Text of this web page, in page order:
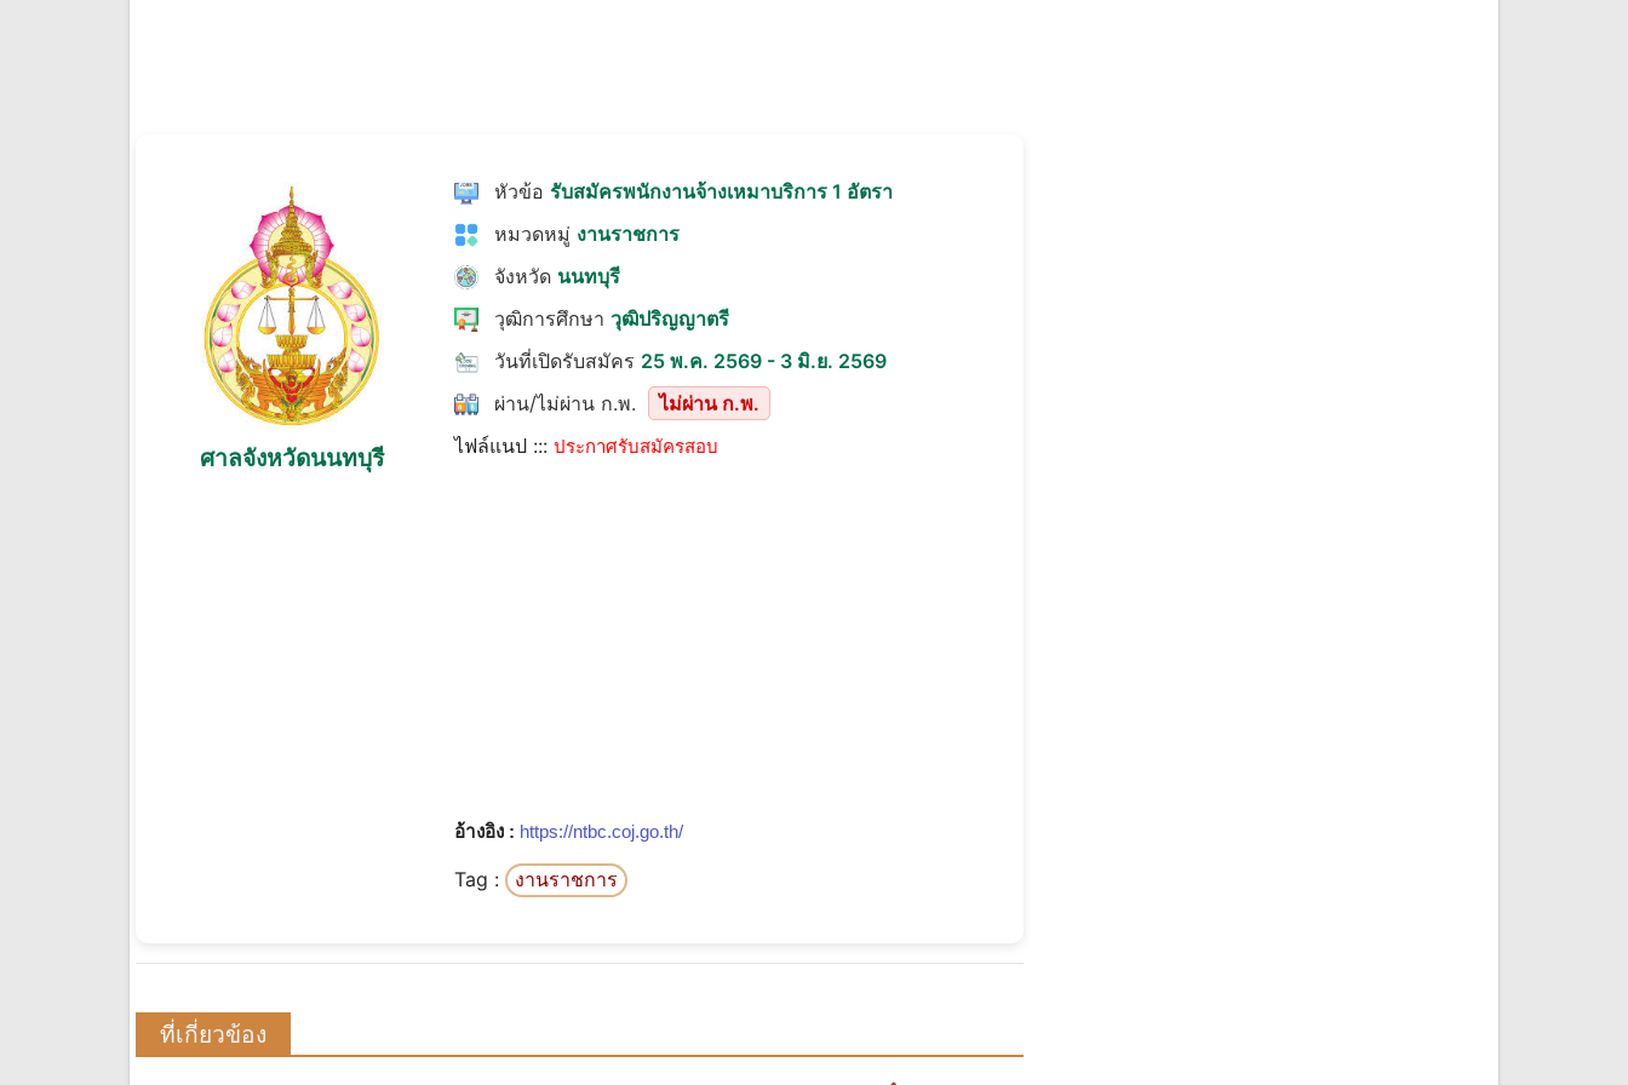
ศาลจังหวัดนนทบุรี
หัวข้อ รับสมัครพนักงานจ้างเหมาบริการ 1 อัตรา
หมวดหมู่ งานราชการ
จังหวัด นนทบุรี
วุฒิการศึกษา วุฒิปริญญาตรี
วันที่เปิดรับสมัคร 25 พ.ค. 2569 - 3 มิ.ย. 2569
ผ่าน/ไม่ผ่าน ก.พ.
ไม่ผ่าน ก.พ.
ไฟล์แนป ::: ประกาศรับสมัครสอบ
อ้างอิง : https://ntbc.coj.go.th/
Tag : งานราชการ
ที่เกี่ยวข้อง